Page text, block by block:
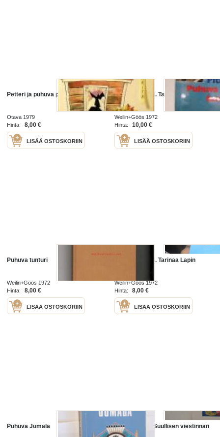
Petteri ja puhuva pallo
Otava 1979
Hinta:
8,00 €
LISÄÄ OSTOSKORIIN
Puhuva tunturi. Tarinaa Lapin
kairoilta
Weilin+Göös 1972
Hinta:
10,00 €
LISÄÄ OSTOSKORIIN
Puhuva tunturi
Weilin+Göös 1972
Hinta:
8,00 €
LISÄÄ OSTOSKORIIN
Puhuva tunturi. Tarinaa Lapin
Weilin+Göös 1972
Hinta:
8,00 €
LISÄÄ OSTOSKORIIN
Puhuva Jumala
Puhuva kieli - Suullisen viestinnän
erityispiirteitä